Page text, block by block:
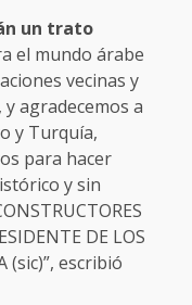
un trato
el mundo árabe
vecinas y
agradecemos a
y Turquía,
para hacer
y sin
DE LOS
(sic)”, escribió